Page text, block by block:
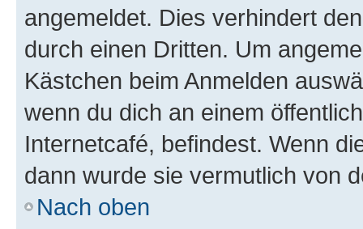
angemeldet. Dies verhindert
durch einen Dritten. Um
Kästchen beim Anmelden
wenn du dich an einem
Internetcafé, befindest. Wenn
dann wurde sie vermutlich von
Nach oben